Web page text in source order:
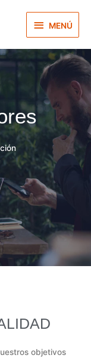
MENÚ
objetivos